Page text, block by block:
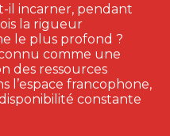
il incarner, pendant
la rigueur
le plus profond ?
comme une
des ressources
l’espace francophone,
constante